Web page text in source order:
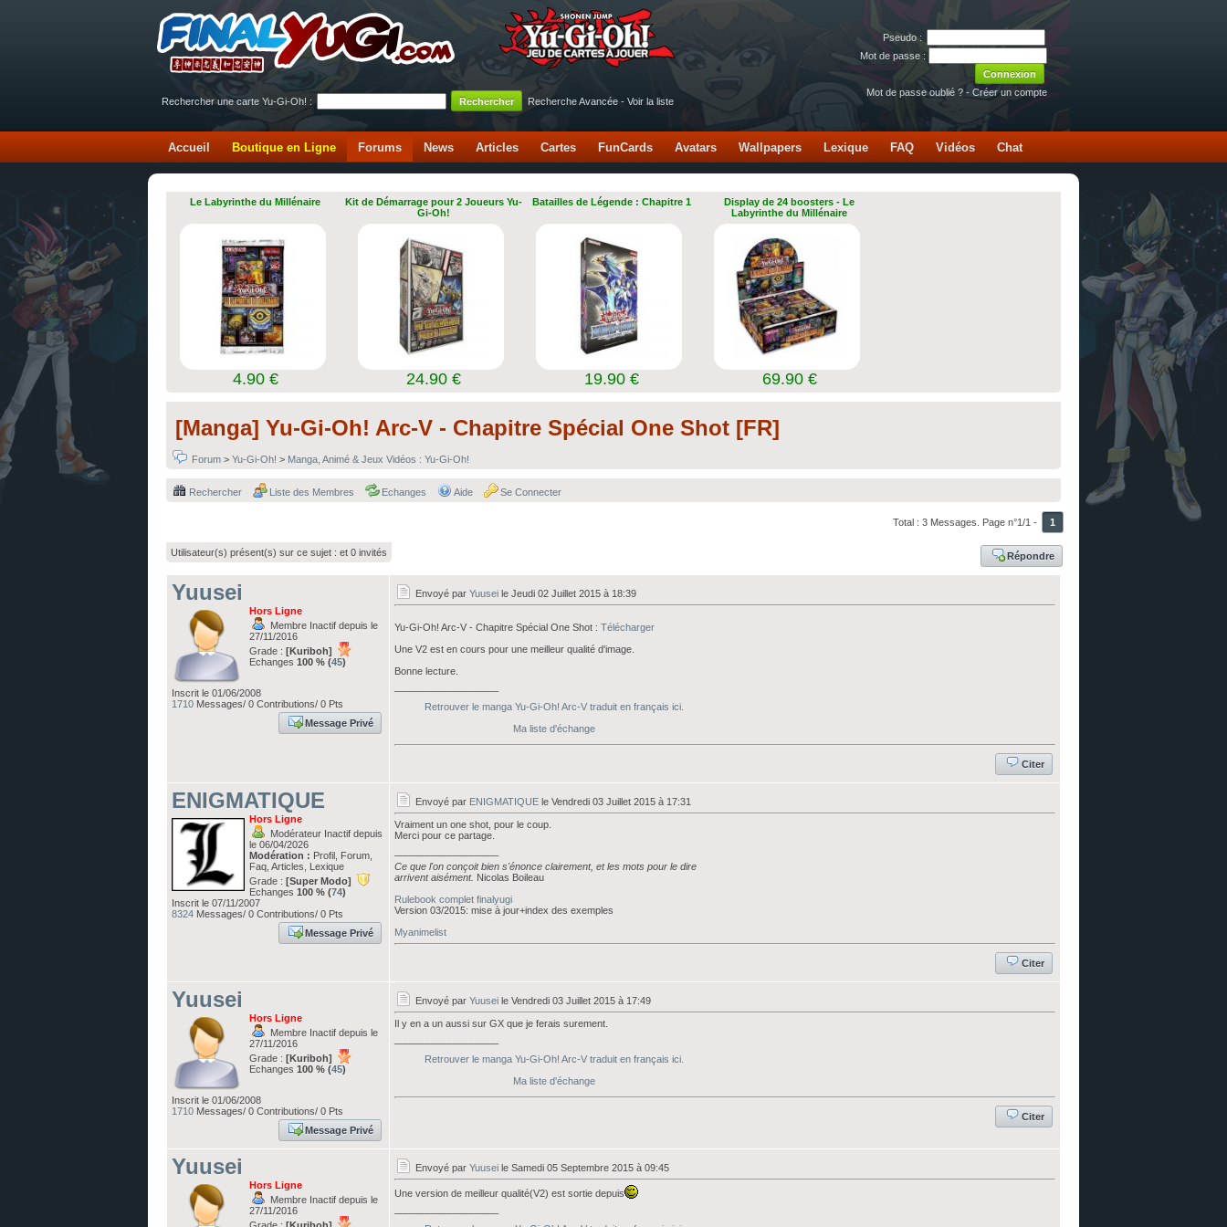
Pseudo :
Mot de passe :
Mot de passe oublié ? - Créer un compte
Rechercher une carte Yu-Gi-Oh! :
Recherche Avancée - Voir la liste
Accueil Boutique en Ligne Forums News Articles Cartes FunCards Avatars Wallpapers Lexique FAQ Vidéos Chat
Le Labyrinthe du Millénaire
4.90 €
Kit de Démarrage pour 2 Joueurs Yu-
Gi-Oh!
24.90 €
Batailles de Légende : Chapitre 1
19.90 €
Display de 24 boosters - Le
Labyrinthe du Millénaire
69.90 €
[Manga] Yu-Gi-Oh! Arc-V - Chapitre Spécial One Shot [FR]
Forum > Yu-Gi-Oh! > Manga, Animé & Jeux Vidéos : Yu-Gi-Oh!
Rechercher Liste des Membres Echanges Aide Se Connecter
Total : 3 Messages. Page n°1/1 - 1
Utilisateur(s) présent(s) sur ce sujet : et 0 invités Répondre
Yuusei
Hors Ligne
Membre Inactif depuis le
27/11/2016
Grade : [Kuriboh]
Echanges 100 % (45)
Inscrit le 01/06/2008
1710 Messages/ 0 Contributions/ 0 Pts
Message Privé
Envoyé par Yuusei le Jeudi 02 Juillet 2015 à 18:39
Yu-Gi-Oh! Arc-V - Chapitre Spécial One Shot : Télécharger
Une V2 est en cours pour une meilleur qualité d'image.
Bonne lecture.
Retrouver le manga Yu-Gi-Oh! Arc-V traduit en français ici.
Ma liste d'échange
Citer
ENIGMATIQUE
Hors Ligne
Modérateur Inactif depuis
le 06/04/2026
Modération : Profil, Forum,
Faq, Articles, Lexique
Grade : [Super Modo]
Echanges 100 % (74)
Inscrit le 07/11/2007
8324 Messages/ 0 Contributions/ 0 Pts
Message Privé
Envoyé par ENIGMATIQUE le Vendredi 03 Juillet 2015 à 17:31
Vraiment un one shot, pour le coup.
Merci pour ce partage.
Ce que l'on conçoit bien s'énonce clairement, et les mots pour le dire
arrivent aisément. Nicolas Boileau
Rulebook complet finalyugi
Version 03/2015: mise à jour+index des exemples
Myanimelist
Citer
Yuusei
Hors Ligne
Membre Inactif depuis le
27/11/2016
Grade : [Kuriboh]
Echanges 100 % (45)
Inscrit le 01/06/2008
1710 Messages/ 0 Contributions/ 0 Pts
Message Privé
Envoyé par Yuusei le Vendredi 03 Juillet 2015 à 17:49
Il y en a un aussi sur GX que je ferais surement.
Retrouver le manga Yu-Gi-Oh! Arc-V traduit en français ici.
Ma liste d'échange
Citer
Yuusei
Hors Ligne
Membre Inactif depuis le
27/11/2016
Envoyé par Yuusei le Samedi 05 Septembre 2015 à 09:45
Une version de meilleur qualité(V2) est sortie depuis